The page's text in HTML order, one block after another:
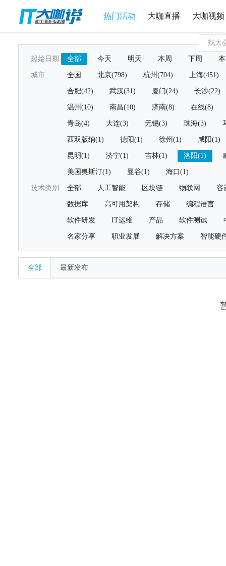
热门活动 大咖直播 大咖视频
起始日期 全部 今天 明天 本周 下周
城市 全国 北京(798) 杭州(704) 上海(451)
合肥(42) 武汉(31) 厦门(24) 长沙(22)
温州(10) 南昌(10) 济南(8) 在线(8)
青岛(4) 大连(3) 无锡(3) 珠海(3)
西双版纳(1) 德阳(1) 徐州(1) 咸阳(1)
昆明(1) 济宁(1) 吉林(1) 洛阳(1)
美国奥斯汀(1) 曼谷(1) 海口(1)
技术类别 全部 人工智能 区块链 物联网 容
数据库 高可用架构 存储 编程语言
软件研发 IT运维 产品 软件测试
名家分享 职业发展 解决方案 智能硬
全部 最新发布